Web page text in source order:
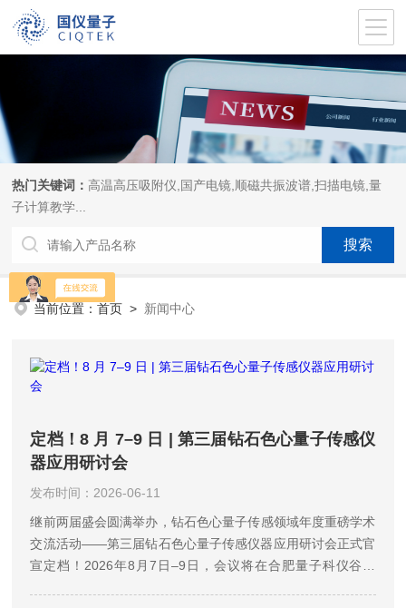
热门关键词： 高温高压吸附仪,国产电镜,顺磁共振波谱,扫描电镜,量
子计算教学...
当前位置：首页 > 新闻中心
定档！8 月 7–9 日 | 第三届钻石色心量子传感仪
器应用研讨会
发布时间：2026-06-11
继前两届盛会圆满举办，钻石色心量子传感领域年度重磅学术
交流活动——第三届钻石色心量子传感仪器应用研讨会正式官
宣定档！2026年8月7日–9日，会议将在合肥量子科仪谷召